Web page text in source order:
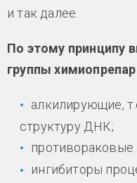
и так далее.
По этому
группы
алкилирующие,
структуру ДНК;
противораковые
ингибиторы